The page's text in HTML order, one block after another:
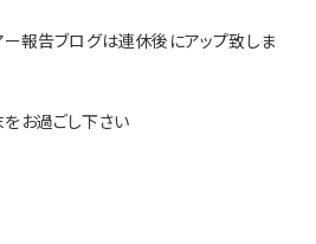
ー報告ブログは連休後にアップ致しま
お過ごし下さい